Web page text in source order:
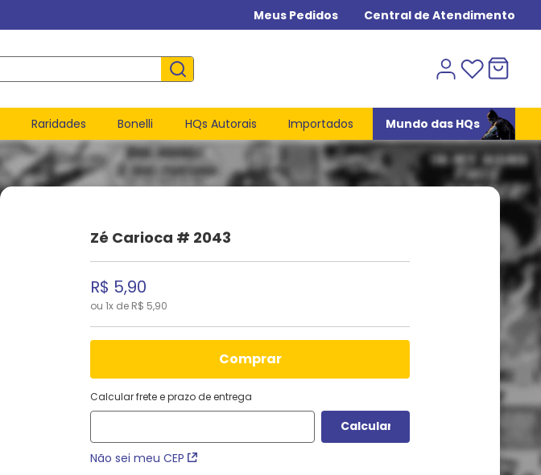
Meus Pedidos Central de Atendimento
Raridades Bonelli HQs Autorais Importados Mundo das HQs
Zé Carioca # 2043
R$ 5,90
ou 1x de R$ 5,90
comprar
Calcular frete e prazo de entrega
Não sei meu CEP